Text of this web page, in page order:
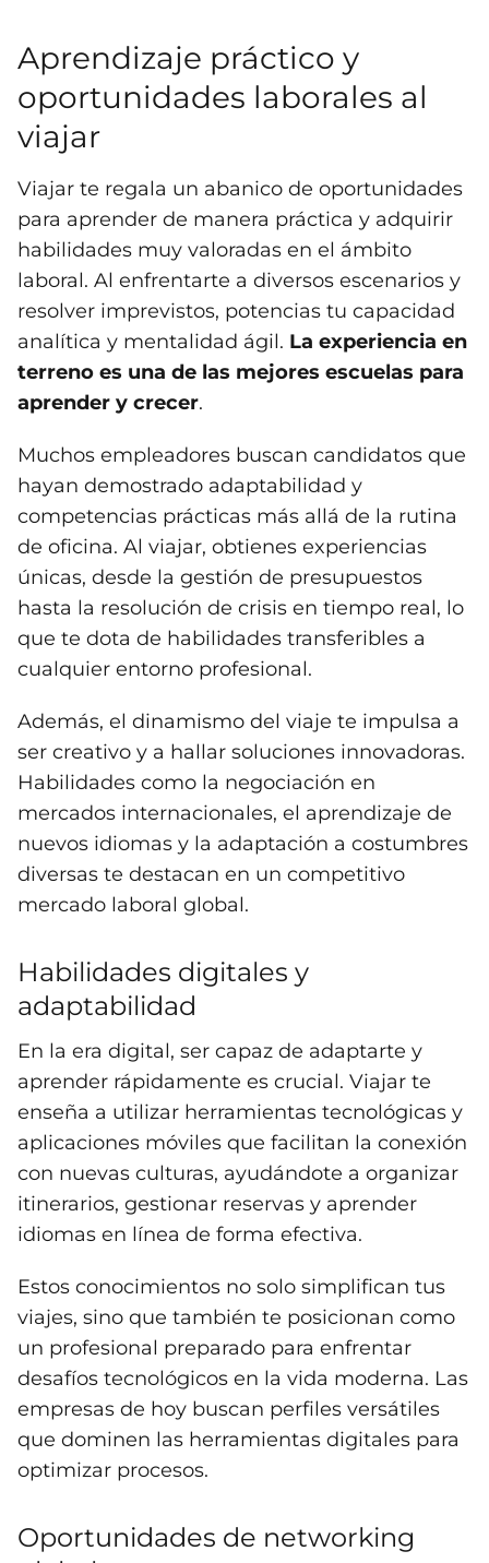
Aprendizaje práctico y
oportunidades laborales al
viajar
Viajar te regala un abanico de oportunidades
para aprender de manera práctica y adquirir
habilidades muy valoradas en el ámbito
laboral. Al enfrentarte a diversos escenarios y
resolver imprevistos, potencias tu capacidad
analítica y mentalidad ágil. La experiencia en
terreno es una de las mejores escuelas para
aprender y crecer.
Muchos empleadores buscan candidatos que
hayan demostrado adaptabilidad y
competencias prácticas más allá de la rutina
de oficina. Al viajar, obtienes experiencias
únicas, desde la gestión de presupuestos
hasta la resolución de crisis en tiempo real, lo
que te dota de habilidades transferibles a
cualquier entorno profesional.
Además, el dinamismo del viaje te impulsa a
ser creativo y a hallar soluciones innovadoras.
Habilidades como la negociación en
mercados internacionales, el aprendizaje de
nuevos idiomas y la adaptación a costumbres
diversas te destacan en un competitivo
mercado laboral global.
Habilidades digitales y
adaptabilidad
En la era digital, ser capaz de adaptarte y
aprender rápidamente es crucial. Viajar te
enseña a utilizar herramientas tecnológicas y
aplicaciones móviles que facilitan la conexión
con nuevas culturas, ayudándote a organizar
itinerarios, gestionar reservas y aprender
idiomas en línea de forma efectiva.
Estos conocimientos no solo simplifican tus
viajes, sino que también te posicionan como
un profesional preparado para enfrentar
desafíos tecnológicos en la vida moderna. Las
empresas de hoy buscan perfiles versátiles
que dominen las herramientas digitales para
optimizar procesos.
Oportunidades de networking